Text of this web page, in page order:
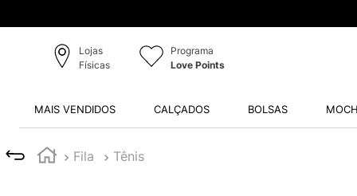
Lojas
Físicas
Programa
Love Points
MAIS VENDIDOS CALÇADOS BOLSAS
Fila Tênis